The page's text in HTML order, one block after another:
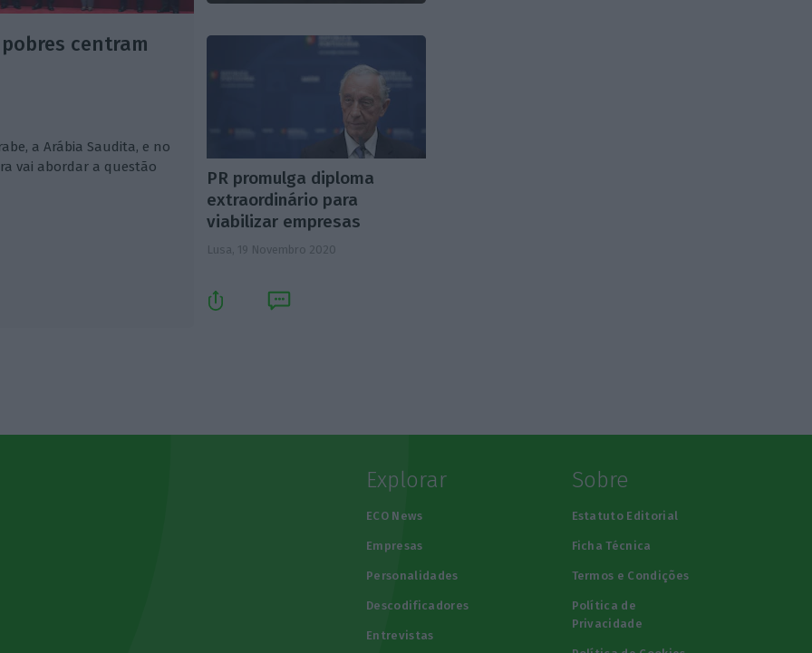
centram
a Arábia Saudita, e no
vai abordar a questão
PR promulga diploma
extraordinário para
viabilizar empresas
Lusa, 19 Novembro 2020
Explorar
ECO News
Empresas
Personalidades
Descodificadores
Entrevistas
Sobre
Estatuto Editorial
Ficha Técnica
Termos e Condições
Política de
Privacidade